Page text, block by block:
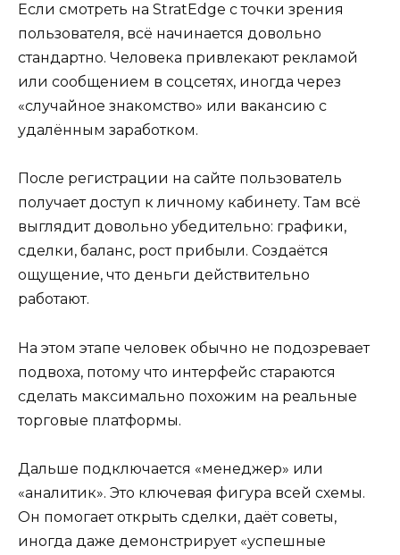
Если смотреть на StratEdge с точки зрения
пользователя, всё начинается довольно
стандартно. Человека привлекают рекламой
или сообщением в соцсетях, иногда через
«случайное знакомство» или вакансию с
удалённым заработком.
После регистрации на сайте пользователь
получает доступ к личному кабинету. Там всё
выглядит довольно убедительно: графики,
сделки, баланс, рост прибыли. Создаётся
ощущение, что деньги действительно
работают.
На этом этапе человек обычно не подозревает
подвоха, потому что интерфейс стараются
сделать максимально похожим на реальные
торговые платформы.
Дальше подключается «менеджер» или
«аналитик». Это ключевая фигура всей схемы.
Он помогает открыть сделки, даёт советы,
иногда даже демонстрирует «успешные